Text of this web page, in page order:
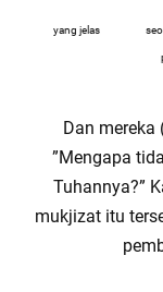
yang jelas
Dan mereka
”Mengapa
Tuhannya?”
mukjizat itu